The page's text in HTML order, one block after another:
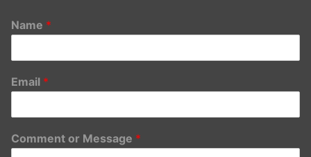
Name *
Email *
Comment or Message *